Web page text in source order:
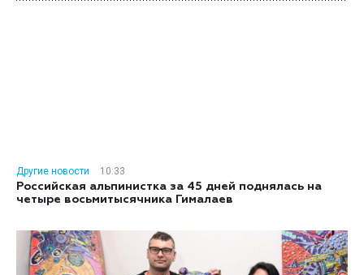
Другие новости
10:33
Российская альпинистка за 45 дней поднялась на
четыре восьмитысячника Гималаев